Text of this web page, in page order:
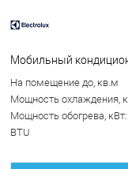
Мобильный
На помещение до, кв.м
Мощность охлаждения,
Мощность обогрева, кВт:
BTU